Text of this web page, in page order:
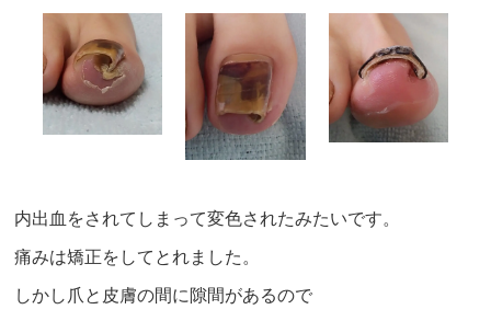
内出血をされてしまって変色されたみたいです。
痛みは矯正をしてとれました。
しかし爪と皮膚の間に隙間があるので